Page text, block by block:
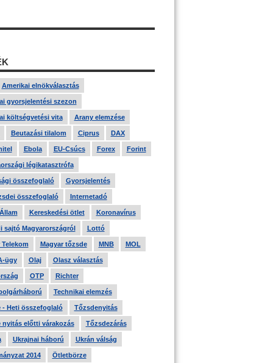
Amerikai elnökválasztás
gyorsjelentési szezon
költségvetési vita Arany elemzése
Beutazási tilalom Ciprus DAX
Ebola EU-Csúcs Forex Forint
légikatasztrófa
összefoglaló Gyorsjelentés
összefoglaló Internetadó
Kereskedési ötlet Koronavírus
sajtó Magyarországról Lottó
Telekom Magyar tőzsde MNB MOL
ügy Olaj Olasz választás
OTP Richter
Technikai elemzés
- Heti összefoglaló Tőzsdenyitás
nyitás előtti várakozás Tőzsdezárás
Ukrajnai háború Ukrán válság
2014 Ötletbörze